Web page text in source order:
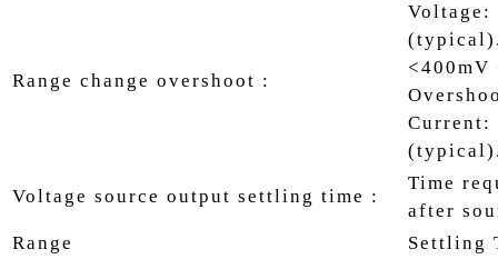
Range change overshoot :
Voltage:
Current:
Voltage source output settling time :
Time
after
Range
Settling